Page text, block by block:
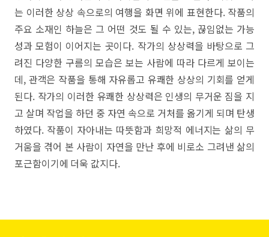
는 이러한 상상 속으로의 여행을 화면 위에 표현한다. 작품의
주요 소재인 하늘은 그 어떤 것도 될 수 있는, 끊임없는 가능
성과 모험이 이어지는 곳이다. 작가의 상상력을 바탕으로 그
려진 다양한 구름의 모습은 보는 사람에 따라 다르게 보이는
데, 관객은 작품을 통해 자유롭고 유쾌한 상상의 기회를 얻게
된다. 작가의 이러한 유쾌한 상상력은 인생의 무거운 짐을 지
고 살며 작업을 하던 중 자연 속으로 거처를 옮기게 되며 탄생
하였다. 작품이 자아내는 따뜻함과 희망적 에너지는 삶의 무
거움을 겪어 본 사람이 자연을 만난 후에 비로소 그려낸 삶의
포근함이기에 더욱 값지다.